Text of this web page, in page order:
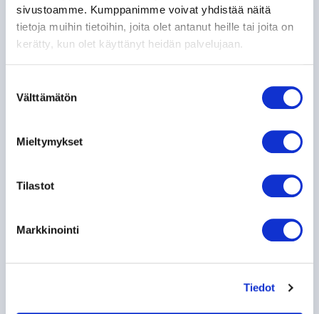
sivustoamme. Kumppanimme voivat yhdistää näitä
tietoja muihin tietoihin, joita olet antanut heille tai joita on
kerätty, kun olet käyttänyt heidän palvelujaan.
valinta
Välttämätön
Mieltymykset
Tilastot
Markkinointi
Tiedot
TILAA UUTISKIRJE
Jokaisen uutiskirjeen mukana on myös linkki